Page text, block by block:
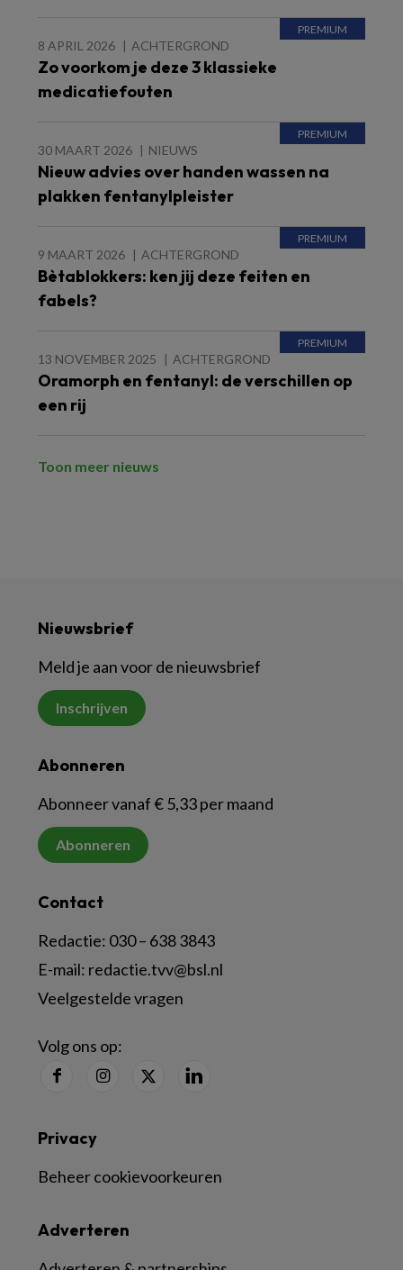
8 APRIL 2026 ACHTERGROND
Zo voorkom je deze 3 klassieke
medicatiefouten
30 MAART 2026 NIEUWS
Nieuw advies over handen wassen na
plakken fentanylpleister
9 MAART 2026 ACHTERGROND
Bètablokkers: ken jij deze feiten en
fabels?
13 NOVEMBER 2025 ACHTERGROND
Oramorph en fentanyl: de verschillen op
een rij
Toon meer nieuws
Nieuwsbrief
Meld je aan voor de nieuwsbrief
Inschrijven
Abonneren
Abonneer vanaf € 5,33 per maand
Abonneren
Contact
Redactie: 030 – 638 3843
E-mail: redactie.tvv@bsl.nl
Veelgestelde vragen
Volg ons op:
Adverteren
Privacy
Beheer cookievoorkeuren